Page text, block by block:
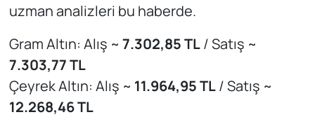
uzman analizleri bu haberde.
Gram Altın: Alış ~ 7.302,85 TL/ Satış ~
7.303,77 TL
Çeyrek Altın: Alış ~ 11.964,95 TL/ Satış ~
12.268,46 TL